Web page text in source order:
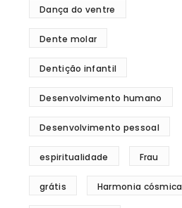
Dança do ventre
Dente molar
Dentição infantil
Desenvolvimento humano
Desenvolvimento pessoal
espiritualidade Frau
grátis Harmonia cósmica